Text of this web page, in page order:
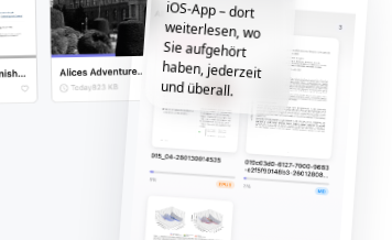
und überall.